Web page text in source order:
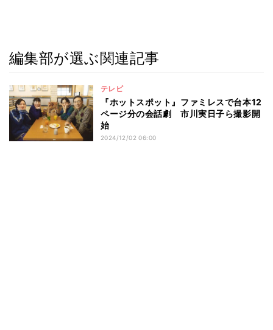
編集部が選ぶ関連記事
テレビ
『ホットスポット』ファミレスで台本12
ページ分の会話劇 市川実日子ら撮影開
始
2024/12/02 06:00